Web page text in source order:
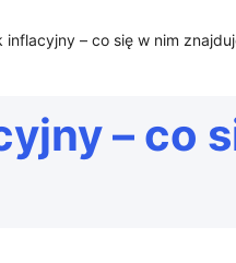
inflacyjny – co się w nim
– co